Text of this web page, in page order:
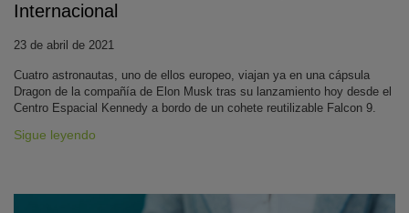
Internacional
23 de abril de 2021
Cuatro astronautas, uno de ellos europeo, viajan ya en una cápsula
Dragon de la compañía de Elon Musk tras su lanzamiento hoy desde el
Centro Espacial Kennedy a bordo de un cohete reutilizable Falcon 9.
Sigue leyendo